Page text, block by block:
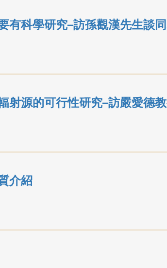
有科學研究─訪孫觀漢先生談
射源的可行性研究─訪嚴愛德
介紹